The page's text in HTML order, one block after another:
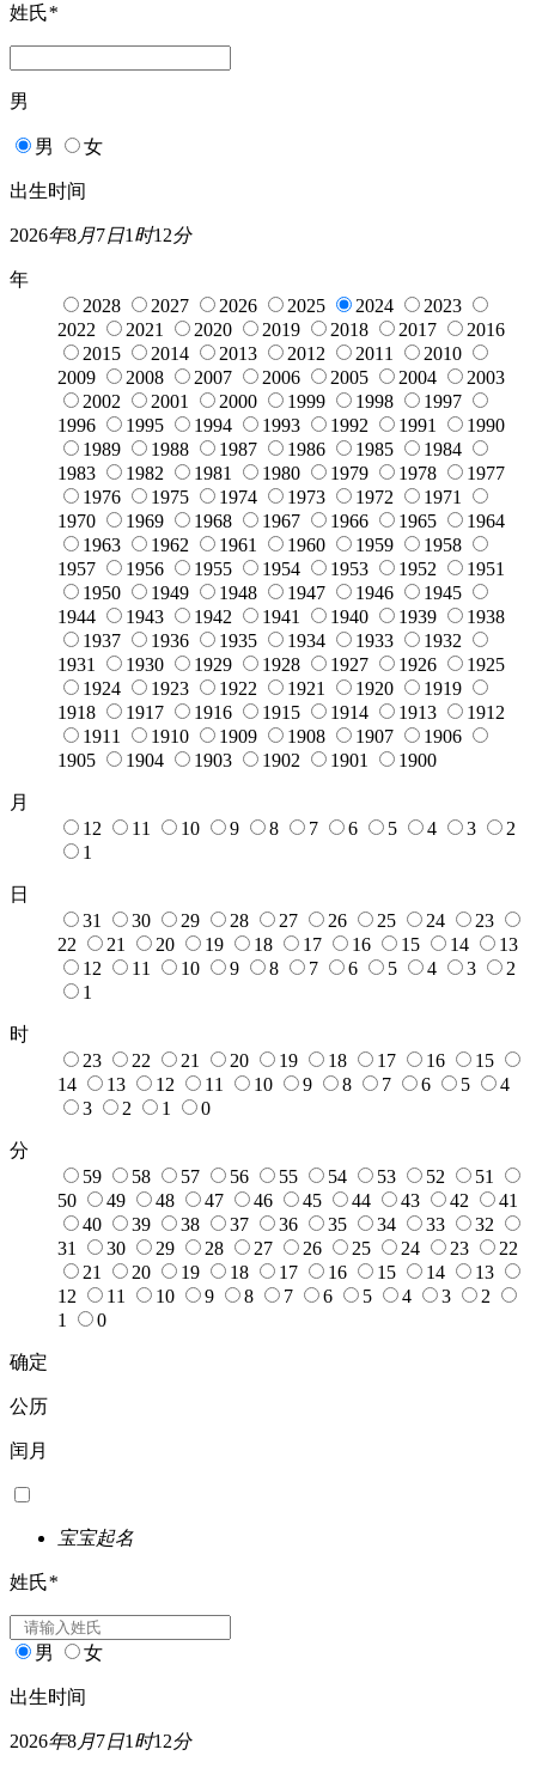
姓氏*
男
男 女
出生时间
2026年8月7日1 时12分
年
2028
2027 2026 2025 2024
2023
2022
2021 2020 2019 2018 2017
2016
2015
2014 2013 2012 2011
2010
2009
2008 2007 2006 2005 2004
2003
2002
2001 2000 1999 1998
1997
1996
1995 1994 1993 1992 1991
1990
1989
1988 1987 1986 1985
1984
1983
1982 1981 1980 1979 1978
1977
1976
1975 1974 1973 1972
1971
1970
1969 1968 1967 1966 1965
1964
1963
1962 1961 1960 1959
1958
1957
1956 1955 1954 1953 1952
1951
1950
1949 1948 1947 1946
1945
1944
1943 1942 1941 1940 1939
1938
1937
1936 1935 1934 1933
1932
1931
1930 1929 1928 1927 1926
1925
1924
1923 1922 1921 1920
1919
1918
1917 1916 1915 1914 1913
1912
1911
1910 1909 1908 1907
1906
1905
1904 1903 1902 1901 1900
月
12
11 10 9 8 7 6 5 4 3
2
1
日
31
30 29 28 27 26 25 24
23
22
21 20 19 18 17 16 15 14
13
12
11 10 9 8 7 6 5 4 3
2
1
时
23
22 21 20 19 18 17 16
15
14
13 12 11 10 9 8 7 6 5
4
3
2 1 0
分
59
58 57 56 55 54 53 52
51
50
49 48 47 46 45 44 43 42
41
40
39 38 37 36 35 34 33
32
31
30 29 28 27 26 25 24 23
22
21
20 19 18 17 16 15 14
13
12
11 10 9 8 7 6 5 4 3
2
1
0
确定
公历
闰月
宝宝起名
姓氏*
男 女
出生时间
2026年8月7日1 时12分